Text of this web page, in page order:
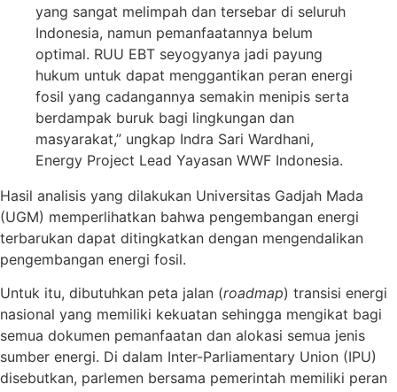
yang sangat melimpah dan tersebar di seluruh
Indonesia, namun pemanfaatannya belum
optimal. RUU EBT seyogyanya jadi payung
hukum untuk dapat menggantikan peran energi
fosil yang cadangannya semakin menipis serta
berdampak buruk bagi lingkungan dan
masyarakat,” ungkap Indra Sari Wardhani,
Energy Project Lead Yayasan WWF Indonesia.
Hasil analisis yang dilakukan Universitas Gadjah Mada
(UGM) memperlihatkan bahwa pengembangan energi
terbarukan dapat ditingkatkan dengan mengendalikan
pengembangan energi fosil.
Untuk itu, dibutuhkan peta jalan (roadmap) transisi energi
nasional yang memiliki kekuatan sehingga mengikat bagi
semua dokumen pemanfaatan dan alokasi semua jenis
sumber energi. Di dalam Inter-Parliamentary Union (IPU)
disebutkan, parlemen bersama pemerintah memiliki peran